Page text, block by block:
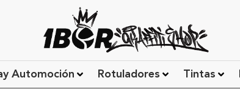
Automoción Rotuladores Tintas